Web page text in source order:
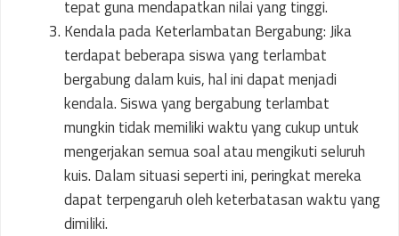
tepat guna mendapatkan nilai yang tinggi.
Kendala pada Keterlambatan Bergabung: Jika
terdapat beberapa siswa yang terlambat
bergabung dalam kuis, hal ini dapat menjadi
kendala. Siswa yang bergabung terlambat
mungkin tidak memiliki waktu yang cukup untuk
mengerjakan semua soal atau mengikuti seluruh
kuis. Dalam situasi seperti ini, peringkat mereka
dapat terpengaruh oleh keterbatasan waktu yang
dimiliki.